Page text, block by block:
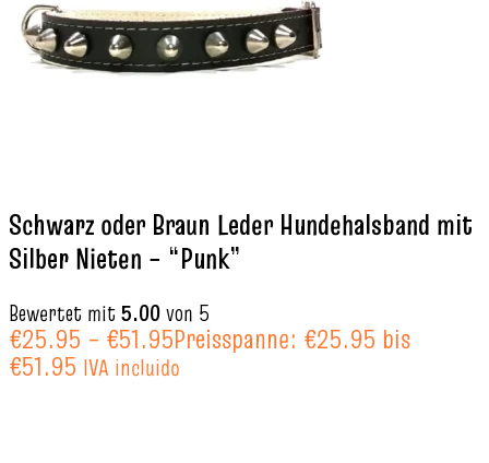
Schwarz oder Braun Leder Hundehalsband mit
Silber Nieten – “Punk”
Bewertet mit5.00von 5
€25.95 – €51.95Preisspanne: €25.95 bis
€51.95 IVA incluido